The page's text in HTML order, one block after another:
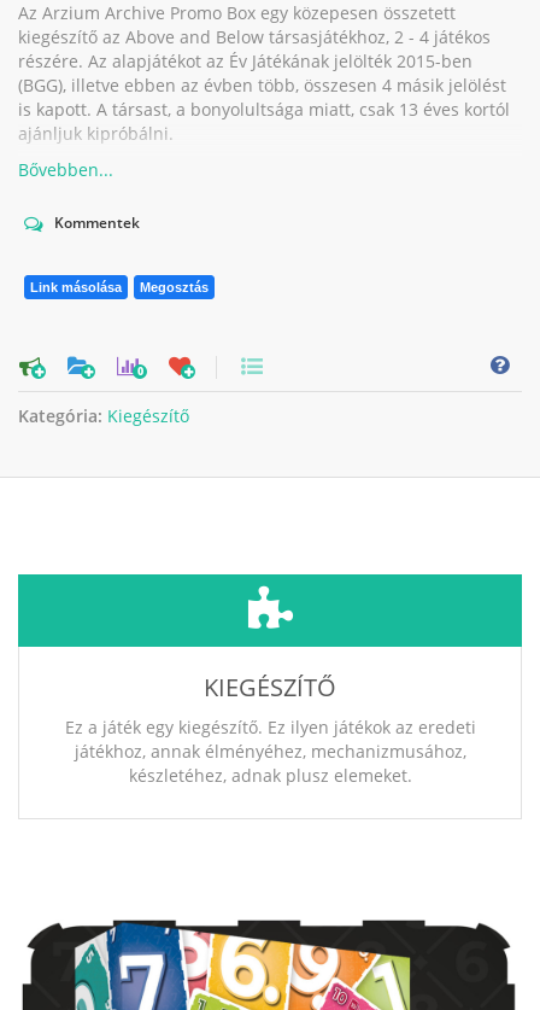
Az Arzium Archive Promo Box egy közepesen összetett
kiegészítő az Above and Below társasjátékhoz, 2 - 4 játékos
részére. Az alapjátékot az Év Játékának jelölték 2015-ben
(BGG), illetve ebben az évben több, összesen 4 másik jelölést
is kapott. A társast, a bonyolultsága miatt, csak 13 éves kortól
ajánljuk kipróbálni.
Kommentek
Link másolása Megosztás
0
Kategória: Kiegészítő
KIEGÉSZÍTŐ
Ez a játék egy kiegészítő. Ez ilyen játékok az eredeti
játékhoz, annak élményéhez, mechanizmusához,
készletéhez, adnak plusz elemeket.